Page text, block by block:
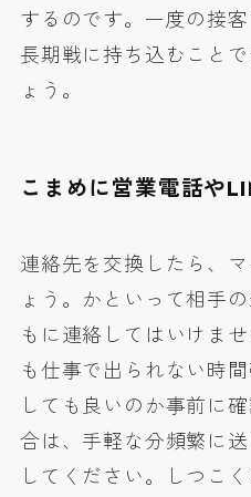
するのです。一度の接
長期戦に持ち込むこと
ょう。
こまめに営業電話や
連絡先を交換したら、
ょう。かといって相手
もに連絡してはいけま
も仕事で出られない時
しても良いのか事前に
合は、手軽な分頻繁に
してください。しつこ